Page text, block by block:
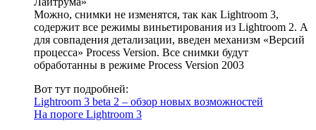
Можно, снимки не изменятся, так как Lightroom 3,
содержит все режимы виньетирования из Lightroom 2. А
для совпадения детализации, введен механизм «Версий
процесса» Process Version. Все снимки будут
обработанны в режиме Process Version 2003
Вот тут подробней:
Lightroom 3 beta 2 – обзор новых возможностей
На пороге Lightroom 3